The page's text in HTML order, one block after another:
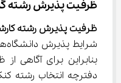
ظرفیت پذیرش رشته
ظرفیت پذیرش رشته
دفترچه انتخاب رشته